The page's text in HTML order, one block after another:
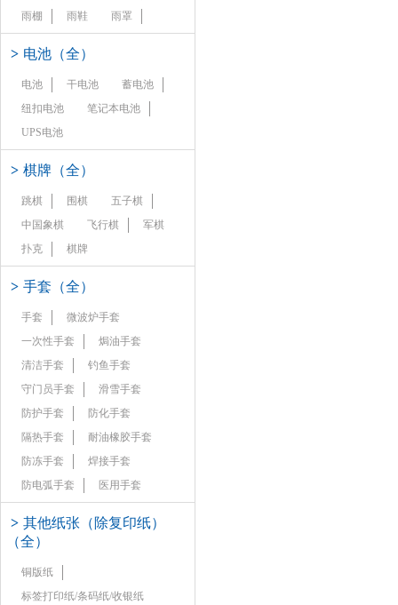
雨棚
雨鞋 雨罩
> 电池（全）
电池 干电池
蓄电池
纽扣电池
笔记本电池
UPS电池
> 棋牌（全）
跳棋 围棋
五子棋
中国象棋
飞行棋
军棋
扑克
棋牌
> 手套（全）
手套
微波炉手套
一次性手套
焗油手套
清洁手套
钓鱼手套
守门员手套
滑雪手套
防护手套
防化手套
隔热手套
耐油橡胶手套
防冻手套
焊接手套
防电弧手套
医用手套
> 其他纸张（除复印纸）
（全）
铜版纸
标签打印纸/条码纸/收银纸